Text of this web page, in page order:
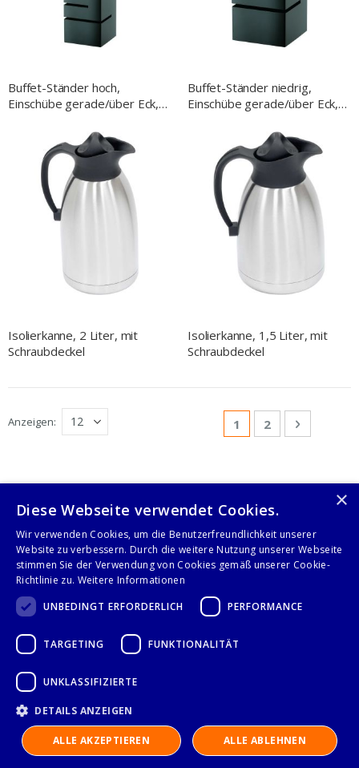
Buffet-Ständer hoch,
Einschübe gerade/über Eck,
Buffet-Ständer niedrig,
Einschübe gerade/über Eck,
Isolierkanne, 2 Liter, mit
Schraubdeckel
Isolierkanne, 1,5 Liter, mit
Schraubdeckel
Sie lesen gerade
1 Seite
2 Seite
Weiter
Anzeigen
Folge uns auf
IMPRESSUM
DATENSCHUTZERKLÄRUNG
AGB
×
Diese Webseite verwendet Cookies.
Wir verwenden Cookies, um die Benutzerfreundlichkeit unserer
Website zu verbessern. Durch die weitere Nutzung unserer Webseite
stimmen Sie der Verwendung von Cookies gemäß unserer Cookie-
Richtlinie zu. Weitere Informationen
UNBEDINGT ERFORDERLICH
PERFORMANCE
TARGETING FUNKTIONALITÄT
UNKLASSIFIZIERTE
DETAILS ANZEIGEN
ALLE AKZEPTIEREN ALLE ABLEHNEN